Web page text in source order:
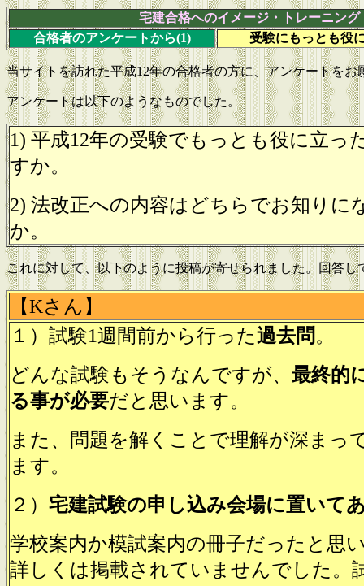
宅建合格へのイメージ・トレーニング
合格者のアンケートから(1)
受験にもっとも役
当サイトを訪れた平成12年の合格者の方に、アンケートをお
アンケートは以下のようなものでした。
1) 平成12年の受験でもっとも役に立っ
すか。
2) 法改正への内容はどちらでお知りに
か。
これに対して、以下のように投稿が寄せられました。回答
【Kさん】
１）試験1週間前から行った過去問。
どんな試験もそうなんですが、 最終的
る事が必要だと思います。
また、問題を解くことで理解が深まっ
ます。
２） 宅建試験の申し込み会場に置いて
学校案内か模試案内の冊子だったと思
詳しくは掲載されていませんでした。